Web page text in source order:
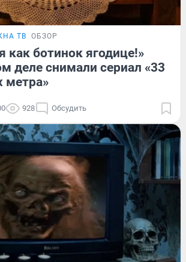
ТВ ОБЗОР
как ботинок ягодице!»
деле снимали сериал «33
метра»
928 Обсудить